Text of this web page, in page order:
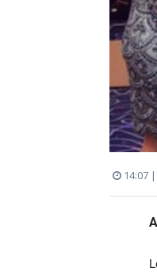
14:07